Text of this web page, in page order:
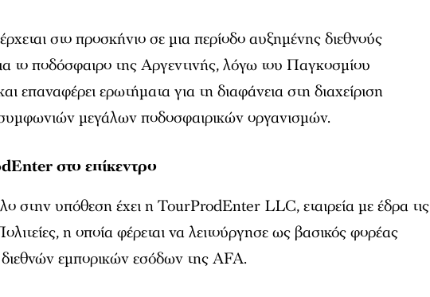
στο προσκήνιο σε μια περίοδο αυξημένης διεθνούς
το ποδόσφαιρο της Αργεντινής, λόγω του Παγκοσμίου
επαναφέρει ερωτήματα για τη διαφάνεια στη διαχείριση
μεγάλων ποδοσφαιρικών οργανισμών.
στο επίκεντρο
στην υπόθεση έχει η TourProdEnter LLC, εταιρεία με έδρα τις
η οποία φέρεται να λειτούργησε ως βασικός φορέας
διεθνών εμπορικών εσόδων της AFA.